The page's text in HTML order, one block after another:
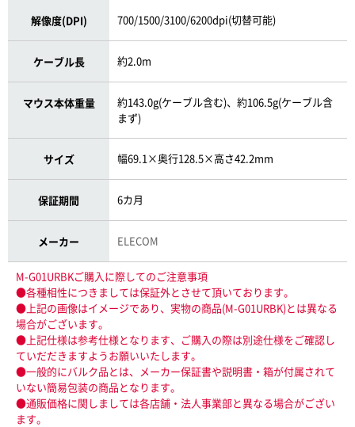
解像度(DPI) 700/1500/3100/6200dpi(切替可能)
ケーブル長 約2.0m
マウス本体重量
約143.0g(ケーブル含む)、約106.5g(ケーブル含
まず)
サイズ 幅69.1×奥行128.5×高さ42.2mm
保証期間 6カ月
メーカー ELECOM
M-G01URBKご購入に際してのご注意事項
●各種相性につきましては保証外とさせて頂いております。
●上記の画像はイメージであり、実物の商品(M-G01URBK)とは異なる
場合がございます。
●上記仕様は参考仕様となります、ご購入の際は別途仕様をご確認し
ていだだきますようお願いいたします。
●一般的にバルク品とは、メーカー保証書や説明書・箱が付属されて
いない簡易包装の商品となります。
●通販価格に関しましては各店舗・法人事業部と異なる場合がござい
ます。